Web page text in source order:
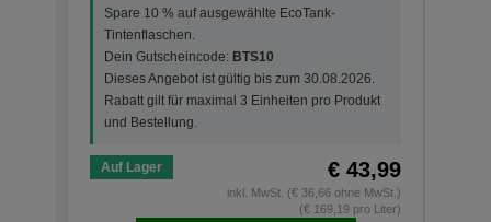
Spare 10 % auf ausgewählte EcoTank-
Tintenflaschen.
Dein Gutscheincode: BTS10
Dieses Angebot ist gültig bis zum 30.08.2026.
Rabatt gilt für maximal 3 Einheiten pro Produkt
und Bestellung.
Auf Lager € 43,99
inkl. MwSt. (€ 36,66 ohne MwSt.)
(€ 169,19 pro Liter)